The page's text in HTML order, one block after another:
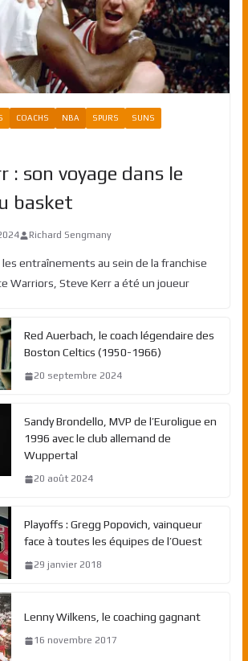
COACHS NBA SPURS SUNS
: son voyage dans le
basket
Richard Sengmany
entraînements au sein de la franchise
Warriors, Steve Kerr a été un joueur
Red Auerbach, le coach légendaire des
Boston Celtics (1950-1966)
20 septembre 2024
Sandy Brondello, MVP de l’Euroligue en
1996 avec le club allemand de
Wuppertal
20 août 2024
Playoffs : Gregg Popovich, vainqueur
face à toutes les équipes de l’Ouest
29 janvier 2018
Lenny Wilkens, le coaching gagnant
16 novembre 2017